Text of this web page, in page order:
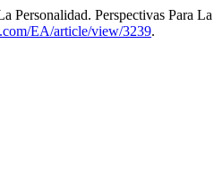
Personalidad. Perspectivas Para
EA/article/view/3239.